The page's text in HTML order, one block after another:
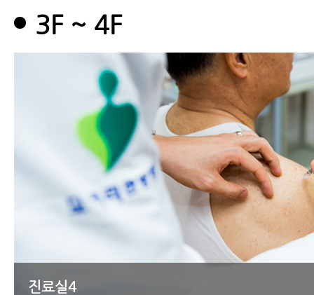
3F ~ 4F
진료실4